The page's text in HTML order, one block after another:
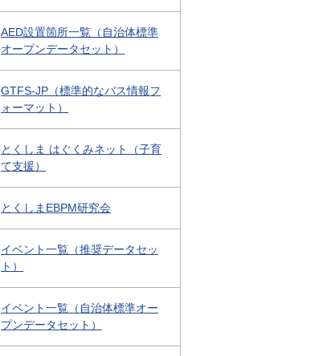
AED設置箇所一覧（自治体標準
オープンデータセット）
GTFS-JP（標準的なバス情報フ
ォーマット）
とくしま はぐくみネット（子育
て支援）
とくしまEBPM研究会
イベント一覧（推奨データセッ
ト）
イベント一覧（自治体標準オー
プンデータセット）